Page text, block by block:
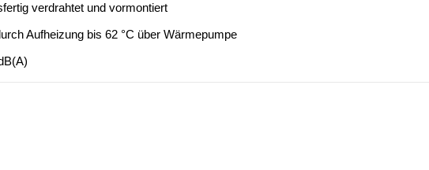
verdrahtet und vormontiert
Aufheizung bis 62 °C über Wärmepumpe